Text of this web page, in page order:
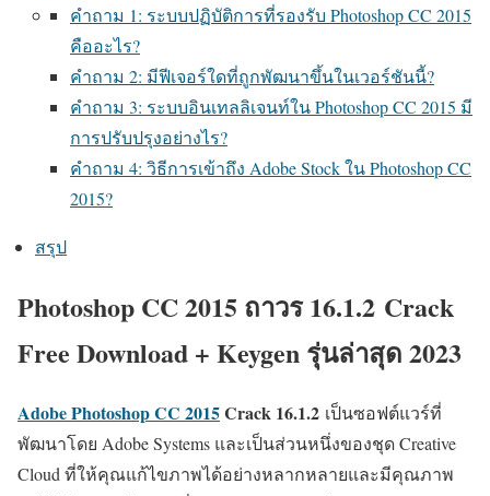
คำถาม 1: ระบบปฏิบัติการที่รองรับ Photoshop CC 2015
คืออะไร?
คำถาม 2: มีฟีเจอร์ใดที่ถูกพัฒนาขึ้นในเวอร์ชันนี้?
คำถาม 3: ระบบอินเทลลิเจนท์ใน Photoshop CC 2015 มี
การปรับปรุงอย่างไร?
คำถาม 4: วิธีการเข้าถึง Adobe Stock ใน Photoshop CC
2015?
สรุป
Photoshop CC 2015 ถาวร16.1.2 Crack
Free Download + Keygen รุ่นล่าสุด 2023
Adobe Photoshop CC 2015Crack 16.1.2 เป็นซอฟต์แวร์ที่
พัฒนาโดย Adobe Systems และเป็นส่วนหนึ่งของชุด Creative
Cloud ที่ให้คุณแก้ไขภาพได้อย่างหลากหลายและมีคุณภาพ